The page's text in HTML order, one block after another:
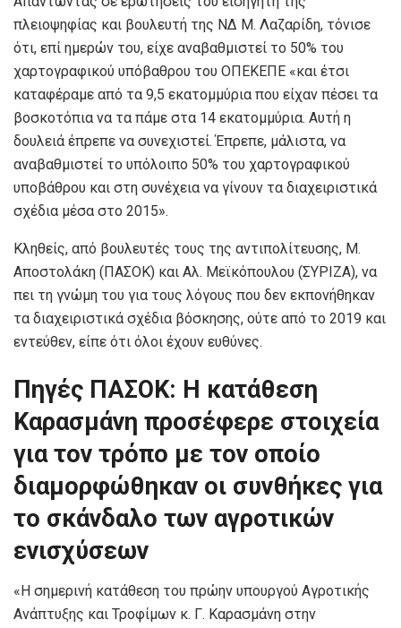
πλειοψηφίας και βουλευτή της ΝΔ Μ. Λαζαρίδη, τόνισε
ότι, επί ημερών του, είχε αναβαθμιστεί το 50% του
χαρτογραφικού υπόβαθρου του ΟΠΕΚΕΠΕ «και έτσι
καταφέραμε από τα 9,5 εκατομμύρια που είχαν πέσει τα
βοσκοτόπια να τα πάμε στα 14 εκατομμύρια. Αυτή η
δουλειά έπρεπε να συνεχιστεί. Έπρεπε, μάλιστα, να
αναβαθμιστεί το υπόλοιπο 50% του χαρτογραφικού
υποβάθρου και στη συνέχεια να γίνουν τα διαχειριστικά
σχέδια μέσα στο 2015».
Κληθείς, από βουλευτές τους της αντιπολίτευσης, Μ.
Αποστολάκη (ΠΑΣΟΚ) και Αλ. Μεϊκόπουλου (ΣΥΡΙΖΑ), να
πει τη γνώμη του για τους λόγους που δεν εκπονήθηκαν
τα διαχειριστικά σχέδια βόσκησης, ούτε από το 2019 και
εντεύθεν, είπε ότι όλοι έχουν ευθύνες.
Πηγές ΠΑΣΟΚ: Η κατάθεση
Καρασμάνη προσέφερε στοιχεία
για τον τρόπο με τον οποίο
διαμορφώθηκαν οι συνθήκες για
το σκάνδαλο των αγροτικών
ενισχύσεων
«Η σημερινή κατάθεση του πρώην υπουργού Αγροτικής
Ανάπτυξης και Τροφίμων κ. Γ. Καρασμάνη στην